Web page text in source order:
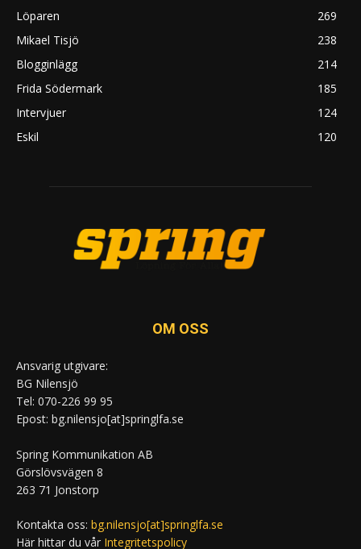
Löparen
269
Mikael Tisjö
238
Blogginlägg
214
Frida Södermark
185
Intervjuer
124
Eskil
120
OM OSS
Ansvarig utgivare:
BG Nilensjö
Tel: 070-226 99 95
Epost: bg.nilensjo[at]springlfa.se
Spring Kommunikation AB
Görslövsvägen 8
263 71 Jonstorp
Kontakta oss: bg.nilensjo[at]springlfa.se
Här hittar du vår Integritetspolicy